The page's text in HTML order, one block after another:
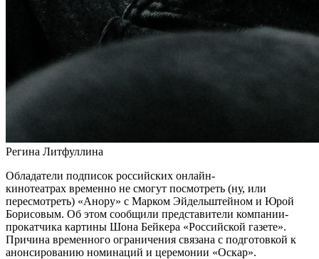
Регина Литфуллина
Обладатели подписок российских онлайн-
кинотеатрах временно не смогут посмотреть (ну, или
пересмотреть) «Анору» с Марком Эйдельштейном и Юрой
Борисовым. Об этом сообщили представители компании-
прокатчика картины Шона Бейкера «Российской газете».
Причина временного ограничения связана с подготовкой к
анонсированию номинаций и церемонии «Оскар».